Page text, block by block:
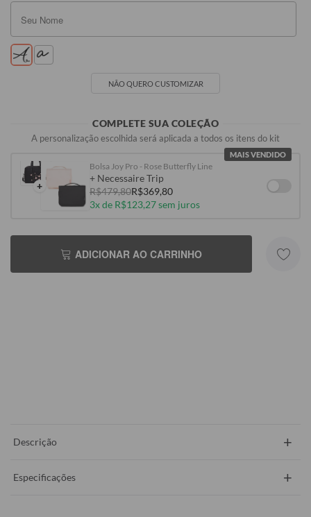
NÃO QUERO CUSTOMIZAR
COMPLETE SUA COLEÇÃO
A personalização escolhida será aplicada a todos os itens do kit
MAIS VENDIDO
+
Bolsa Joy Pro - Rose Butterfly Line
+ Necessaire Trip
R$479,80R$369,80
3x de R$123,27 sem juros
ADICIONAR AO CARRINHO
Descrição +
Especificações +